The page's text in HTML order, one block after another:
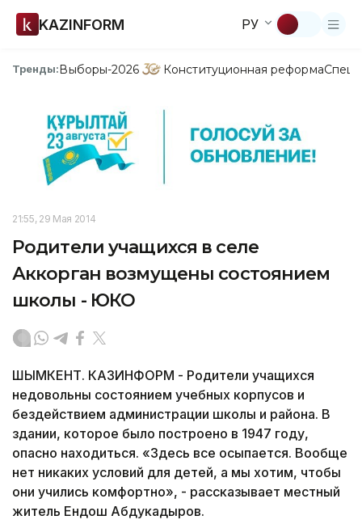
KAZINFORM РУ
Тренды:Выборы-2026 Конституционная реформа
21:55, 29 Мая 2014
Родители учащихся в селе
Аккорган возмущены состоянием
школы - ЮКО
ШЫМКЕНТ. КАЗИНФОРМ - Родители учащихся
недовольны состоянием учебных корпусов и
бездействием администрации школы и района. В
здании, которое было построено в 1947 году,
опасно находиться. «Здесь все осыпается. Вообще
нет никаких условий для детей, а мы хотим, чтобы
они учились комфортно», - рассказывает местный
житель Ендош Абдукадыров.